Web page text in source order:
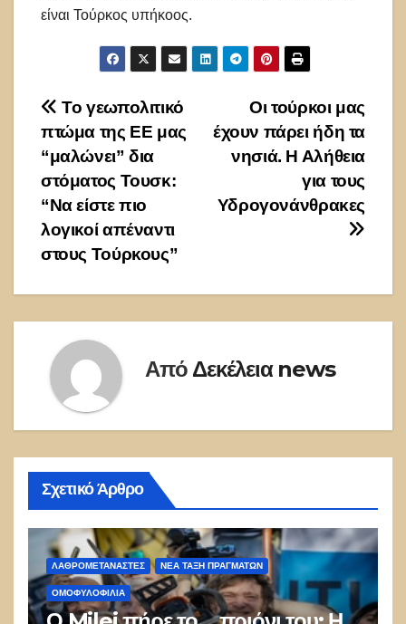
είναι Τούρκος υπήκοος.
Πλοήγηση
άρθρων
Οι τούρκοι μας
έχουν πάρει ήδη τα
νησιά. Η Αλήθεια
για τους
Υδρογονάνθρακες
Το γεωπολιτικό
πτώμα της ΕΕ μας
“μαλώνει” δια
στόματος Τουσκ:
“Να είστε πιο
λογικοί απέναντι
στους Τούρκους”
Από Δεκέλεια news
Σχετικό Άρθρο
ΛΑΘΡΟΜΕΤΑΝΑΣΤΕΣ ΝΈΑ ΤΆΞΗ ΠΡΑΓΜΆΤΩΝ
ΟΜΟΦΥΛΟΦΙΛΊΑ